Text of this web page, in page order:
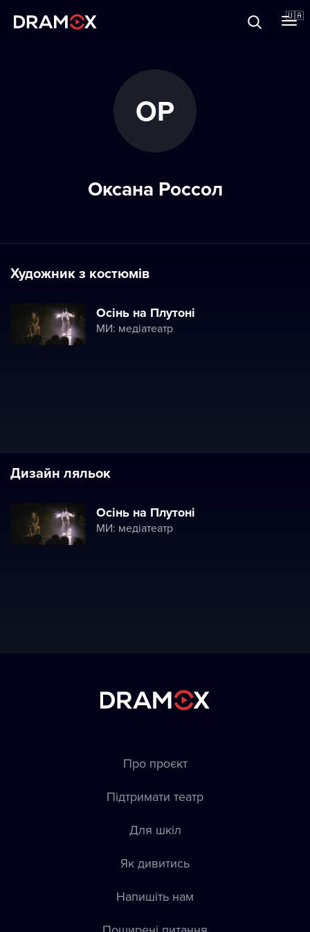
🇺🇦
Зареєструватися
ОР
Оксана Россол
Художник з костюмів
Осінь на Плутоні
МИ: медіатеатр
Дизайн ляльок
Осінь на Плутоні
МИ: медіатеатр
Про проєкт
Підтримати театр
Для шкіл
Як дивитись
Напишіть нам